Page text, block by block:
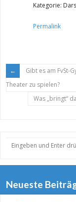
Kategorie:
Permalink
Gibt es am FvSt-
Theater zu spielen?
Was „bringt“
Neueste